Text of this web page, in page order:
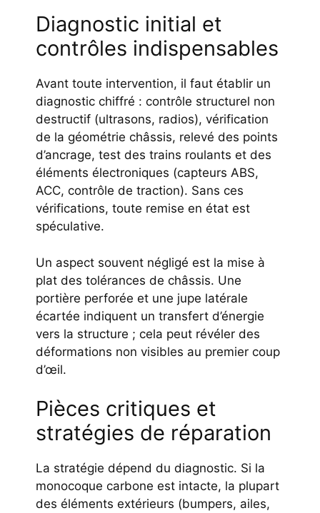
Diagnostic initial et
contrôles indispensables
Avant toute intervention, il faut établir un
diagnostic chiffré : contrôle structurel non
destructif (ultrasons, radios), vérification
de la géométrie châssis, relevé des points
d’ancrage, test des trains roulants et des
éléments électroniques (capteurs ABS,
ACC, contrôle de traction). Sans ces
vérifications, toute remise en état est
spéculative.
Un aspect souvent négligé est la mise à
plat des tolérances de châssis. Une
portière perforée et une jupe latérale
écartée indiquent un transfert d’énergie
vers la structure ; cela peut révéler des
déformations non visibles au premier coup
d’œil.
Pièces critiques et
stratégies de réparation
La stratégie dépend du diagnostic. Si la
monocoque carbone est intacte, la plupart
des éléments extérieurs (bumpers, ailes,